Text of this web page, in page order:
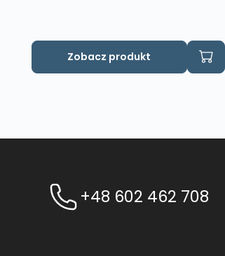
Zobacz produkt
+48 602 462 708